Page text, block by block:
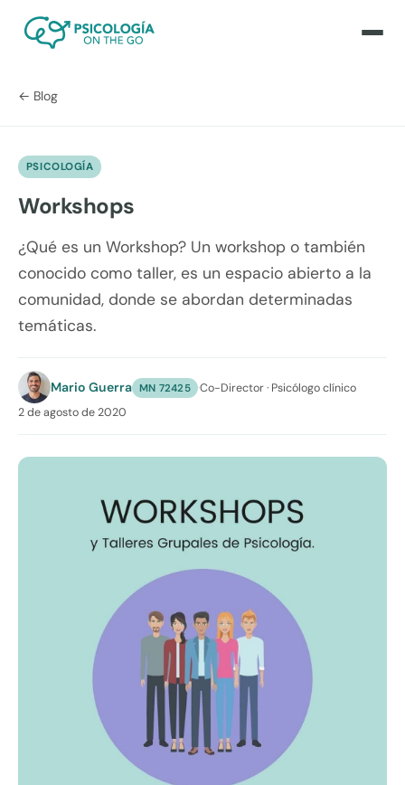
← Blog
PSICOLOGÍA
Workshops
¿Qué es un Workshop? Un workshop o también
conocido como taller, es un espacio abierto a la
comunidad, donde se abordan determinadas
temáticas.
Mario Guerra MN 72425 ·Co-Director · Psicólogo clínico
2 de agosto de 2020